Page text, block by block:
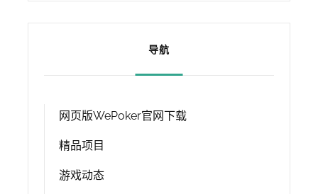
导航
网页版WePoker官网下载
精品项目
游戏动态